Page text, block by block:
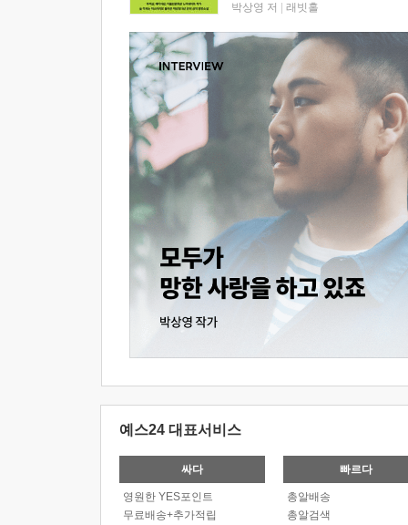
박상영 저 래빗홀
예스24 대표서비스
싸다
영원한 YES포인트
무료배송+추가적립
빠르다
총알배송
총알검색